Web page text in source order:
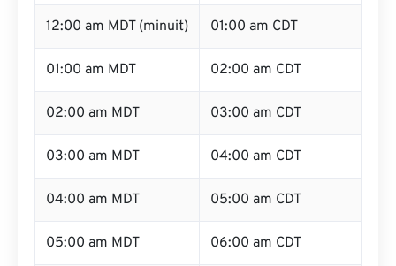
12:00 am MDT (minuit) 01:00 am CDT
01:00 am MDT 02:00 am CDT
02:00 am MDT 03:00 am CDT
03:00 am MDT 04:00 am CDT
04:00 am MDT 05:00 am CDT
05:00 am MDT 06:00 am CDT